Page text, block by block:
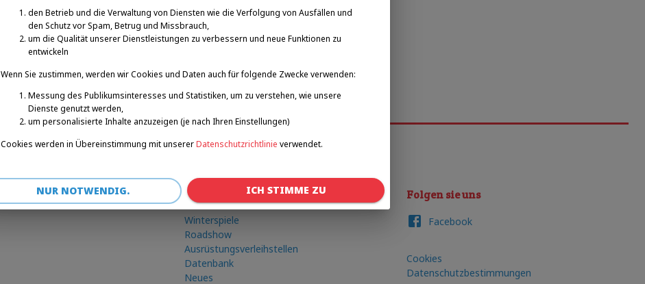
Verknüpfungen
Winterspiele
Roadshow
Ausrüstungsverleihstellen
Datenbank
Neues
Folgen sie uns
Facebook
Cookies
Datenschutzbestimmungen
den Betrieb und die Verwaltung von Diensten wie die Verfolgung von Ausfällen und
den Schutz vor Spam, Betrug und Missbrauch,
um die Qualität unserer Dienstleistungen zu verbessern und neue Funktionen zu
entwickeln
Wenn Sie zustimmen, werden wir Cookies und Daten auch für folgende Zwecke verwenden:
Messung des Publikumsinteresses und Statistiken, um zu verstehen, wie unsere
Dienste genutzt werden,
um personalisierte Inhalte anzuzeigen (je nach Ihren Einstellungen)
Cookies werden in Übereinstimmung mit unsererDatenschutzrichtlinie verwendet.
NUR NOTWENDIG. ICH STIMME ZU